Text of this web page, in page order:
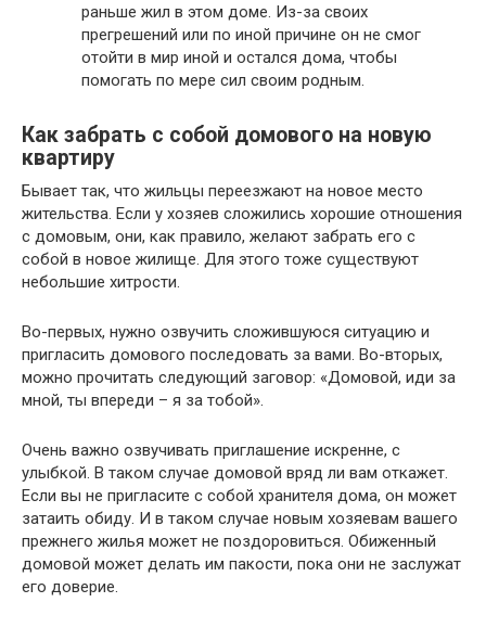
раньше жил в этом доме. Из-за своих
прегрешений или по иной причине он не смог
отойти в мир иной и остался дома, чтобы
помогать по мере сил своим родным.
Как забрать с собой домового на новую
квартиру
Бывает так, что жильцы переезжают на новое место
жительства. Если у хозяев сложились хорошие отношения
с домовым, они, как правило, желают забрать его с
собой в новое жилище. Для этого тоже существуют
небольшие хитрости.
Во-первых, нужно озвучить сложившуюся ситуацию и
пригласить домового последовать за вами. Во-вторых,
можно прочитать следующий заговор: «Домовой, иди за
мной, ты впереди – я за тобой».
Очень важно озвучивать приглашение искренне, с
улыбкой. В таком случае домовой вряд ли вам откажет.
Если вы не пригласите с собой хранителя дома, он может
затаить обиду. И в таком случае новым хозяевам вашего
прежнего жилья может не поздоровиться. Обиженный
домовой может делать им пакости, пока они не заслужат
его доверие.